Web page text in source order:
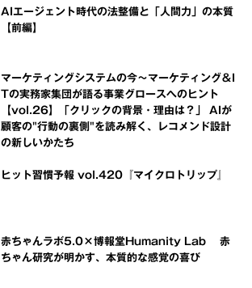
AIエージェント時代の法整備と「人間力」の本質
【前編】
マーケティングシステムの今～マーケティング＆I
Tの実務家集団が語る事業グロースへのヒント
【vol.26】「クリックの背景・理由は？」 AIが
顧客の"行動の裏側"を読み解く、レコメンド設計
の新しいかたち
ヒット習慣予報 vol.420『マイクロトリップ』
赤ちゃんラボ5.0×博報堂Humanity Lab 赤
ちゃん研究が明かす、本質的な感覚の喜び